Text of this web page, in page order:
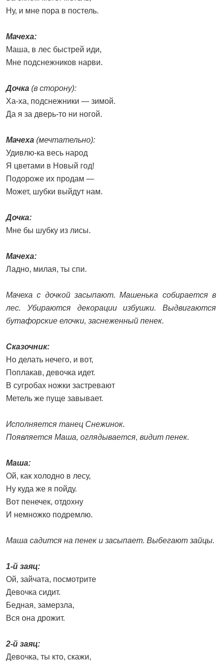
Ну, и мне пора в постель.
Мачеха:
Маша, в лес быстрей иди,
Мне подснежников нарви.
Дочка (в сторону):
Ха-ха, подснежники — зимой.
Да я за дверь-то ни ногой.
Мачеха (мечтательно):
Удивлю-ка весь народ
Я цветами в Новый год!
Подороже их продам —
Может, шубки выйдут нам.
Дочка:
Мне бы шубку из лисы.
Мачеха:
Ладно, милая, ты спи.
Мачеха с дочкой засыпают. Машенька собирается в
лес. Убираются декорации избушки. Выдвигаются
бутафорские елочки, заснеженный пенек.
Сказочник:
Но делать нечего, и вот,
Поплакав, девочка идет.
В сугробах ножки застревают
Метель же пуще завывает.
Исполняется танец Снежинок.
Появляется Маша, оглядывается, видит пенек.
Маша:
Ой, как холодно в лесу,
Ну куда же я пойду.
Вот пенечек, отдохну
И немножко подремлю.
Маша садится на пенек и засыпает. Выбегают зайцы.
1-й заяц:
Ой, зайчата, посмотрите
Девочка сидит.
Бедная, замерзла,
Вся она дрожит.
2-й заяц:
Девочка, ты кто, скажи,